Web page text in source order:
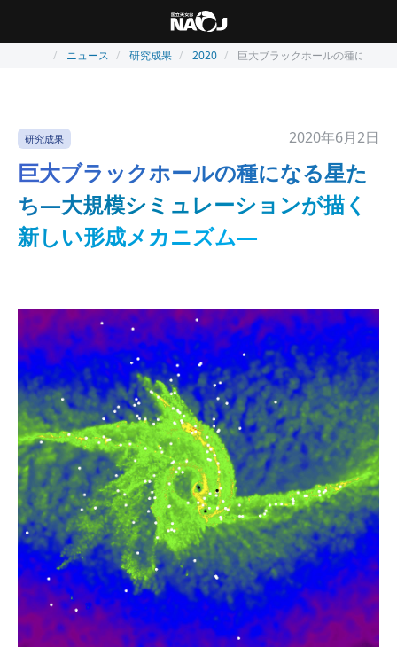
ニュース 研究成果 2020 巨大ブラックホールの種になる
研究成果 2020年6月2日
巨大ブラックホールの種になる星た
ち―大規模シミュレーションが描く
新しい形成メカニズム―